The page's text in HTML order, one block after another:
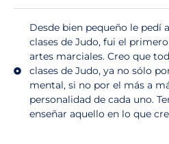
Desde bien pequeño le pedí
clases de Judo, fui el
artes marciales. Creo que
clases de Judo, ya no sólo
mental, si no por el más a
personalidad de cada uno.
enseñar aquello en lo que